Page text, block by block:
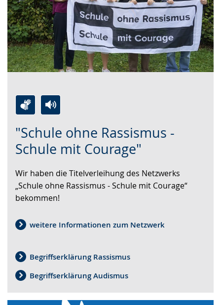
"Schule ohne Rassismus -
Schule mit Courage"
Leichten
Sprache
wechseln.
Audio-
Unterstützung.
Video
in
Deutscher
Gebärdensprache
wird
angezeigt.
Wir haben die Titelverleihung des Netzwerks
„Schule ohne Rassismus - Schule mit Courage“
bekommen!
weitere Informationen zum Netzwerk
Begriffserklärung Rassismus
Begriffserklärung Audismus